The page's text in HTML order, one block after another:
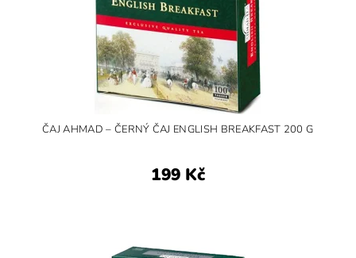
ČAJ AHMAD – ČERNÝ ČAJ ENGLISH BREAKFAST 200 G
199 Kč